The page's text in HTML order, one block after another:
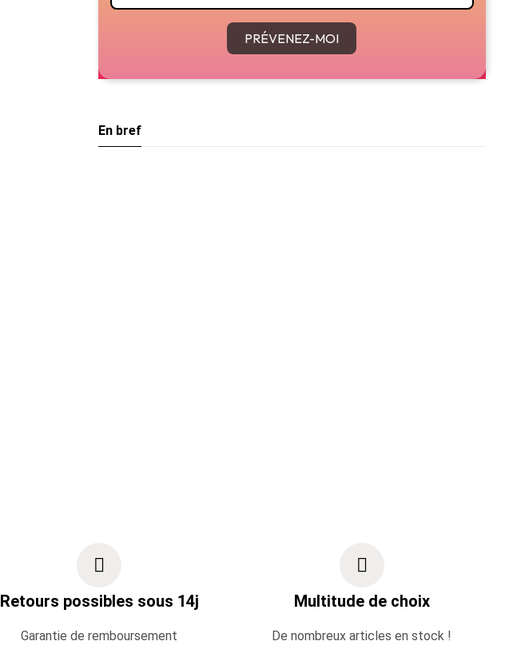
PRÉVENEZ-MOI
En bref
Retours possibles sous 14j
Garantie de remboursement
Multitude de choix
De nombreux articles en stock !